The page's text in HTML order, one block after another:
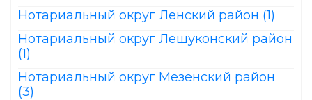
Нотариальный округ Ленский район (1)
Нотариальный округ Лешуконский район
(1)
Нотариальный округ Мезенский район
(3)